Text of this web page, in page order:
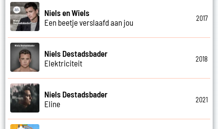
Niels en Wiels
Een beetje verslaafd aan jou
2017
Niels Destadsbader
Elektriciteit
2018
Niels Destadsbader
Eline
2021